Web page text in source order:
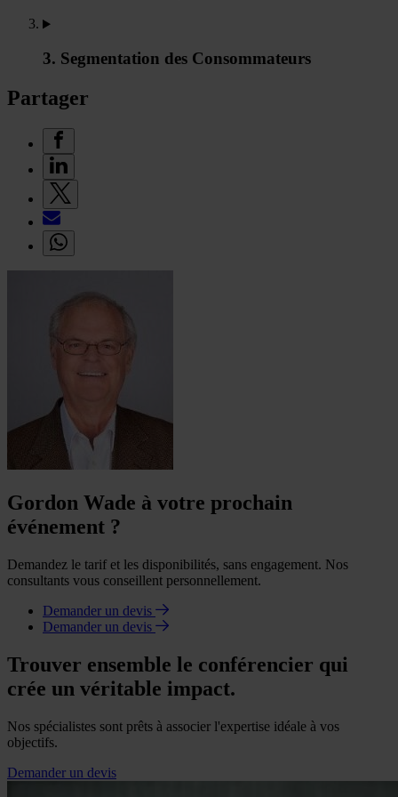
3. Segmentation des Consommateurs
Partager
Gordon Wade à votre prochain
événement ?
Demandez le tarif et les disponibilités, sans engagement. Nos
consultants vous conseillent personnellement.
Demander un devis
Demander un devis
Trouver ensemble le conférencier qui
crée un véritable impact.
Nos spécialistes sont prêts à associer l'expertise idéale à vos
objectifs.
Demander un devis